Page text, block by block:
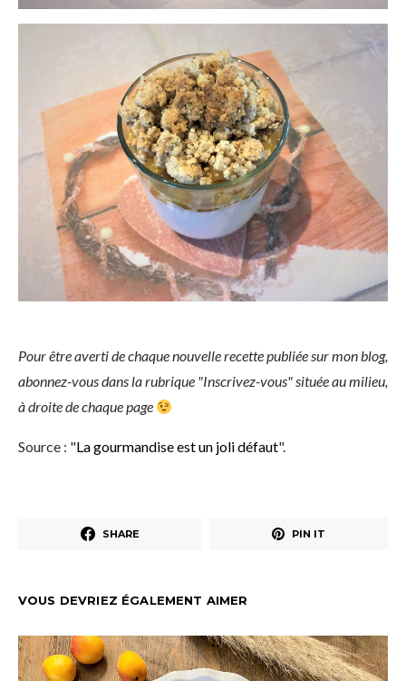
Pour être averti de chaque nouvelle recette publiée sur mon blog,
abonnez-vous dans la rubrique "Inscrivez-vous" située au milieu,
à droite de chaque page
Source : "La gourmandise est un joli défaut".
SHARE PIN IT
VOUS DEVRIEZ ÉGALEMENT AIMER